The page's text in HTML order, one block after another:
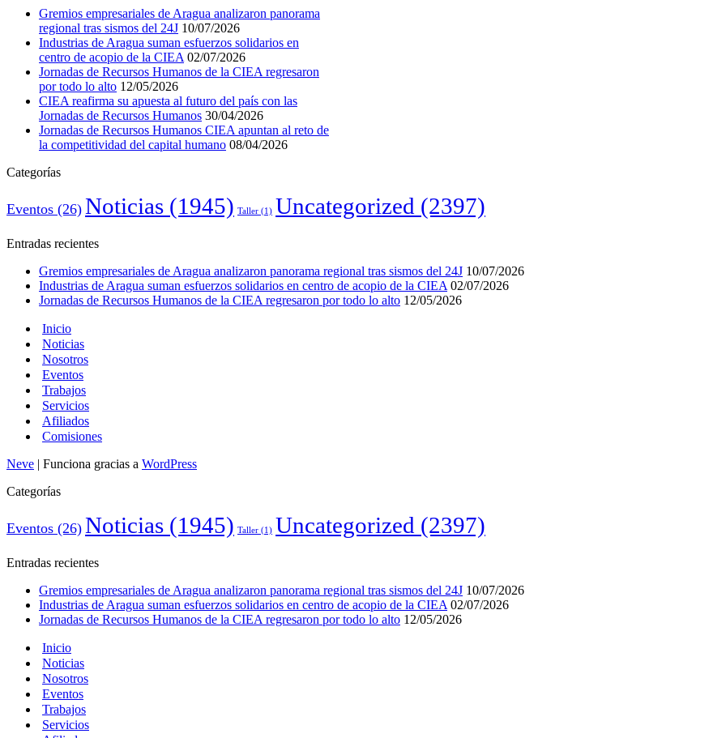
Gremios empresariales de Aragua analizaron panorama
regional tras sismos del 24J 10/07/2026
Industrias de Aragua suman esfuerzos solidarios en
centro de acopio de la CIEA 02/07/2026
Jornadas de Recursos Humanos de la CIEA regresaron
por todo lo alto 12/05/2026
CIEA reafirma su apuesta al futuro del país con las
Jornadas de Recursos Humanos 30/04/2026
Jornadas de Recursos Humanos CIEA apuntan al reto de
la competitividad del capital humano 08/04/2026
Categorías
Eventos (26) Noticias (1945) Taller (1) Uncategorized (2397)
Entradas recientes
Gremios empresariales de Aragua analizaron panorama regional tras sismos del 24J 10/07/2026
Industrias de Aragua suman esfuerzos solidarios en centro de acopio de la CIEA 02/07/2026
Jornadas de Recursos Humanos de la CIEA regresaron por todo lo alto 12/05/2026
Inicio
Noticias
Nosotros
Eventos
Trabajos
Servicios
Afiliados
Comisiones
Neve | Funciona gracias a WordPress
Categorías
Eventos (26) Noticias (1945) Taller (1) Uncategorized (2397)
Entradas recientes
Gremios empresariales de Aragua analizaron panorama regional tras sismos del 24J 10/07/2026
Industrias de Aragua suman esfuerzos solidarios en centro de acopio de la CIEA 02/07/2026
Jornadas de Recursos Humanos de la CIEA regresaron por todo lo alto 12/05/2026
Inicio
Noticias
Nosotros
Eventos
Trabajos
Servicios